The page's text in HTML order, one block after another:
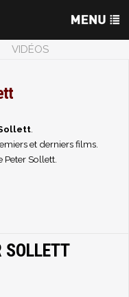
VIDÉOS
et derniers films.
Peter Sollett.
SOLLETT